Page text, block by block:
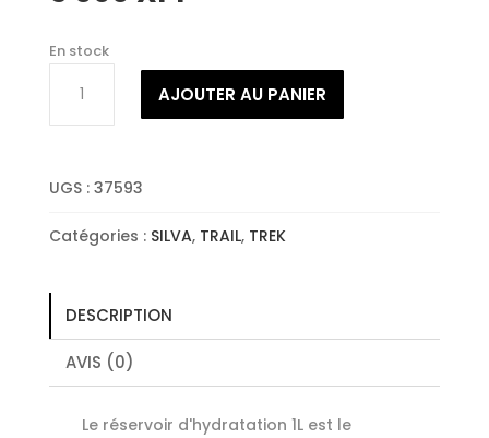
En stock
SILVA
1L
AJOUTER AU PANIER
UGS : 37593
Catégories : SILVA, TRAIL, TREK
DESCRIPTION
AVIS (0)
Le réservoir d'hydratation 1L est le